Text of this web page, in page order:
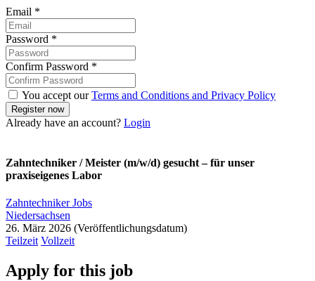
Email *
Password *
Confirm Password *
You accept ourTerms and Conditions and Privacy Policy
Already have an account? Login
Zahntechniker / Meister (m/w/d) gesucht – für unser
praxiseigenes Labor
Zahntechniker Jobs
Niedersachsen
26. März 2026
Teilzeit Vollzeit
Apply for this job